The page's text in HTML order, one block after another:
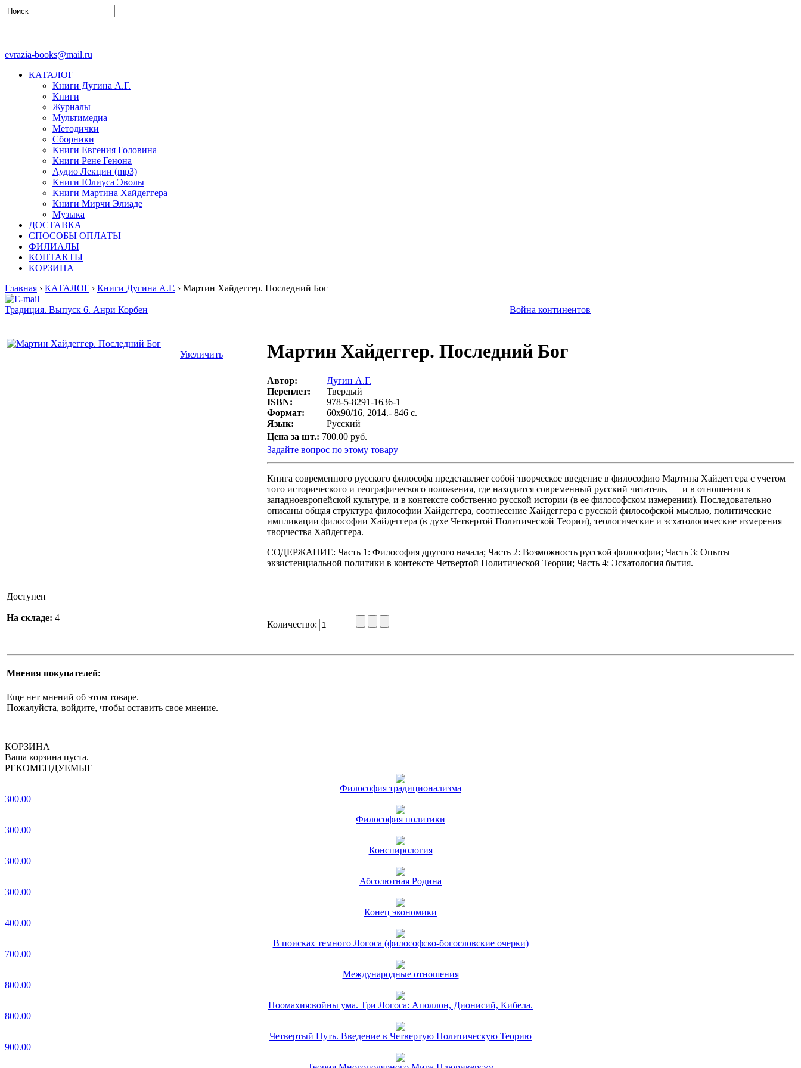
evrazia-books@mail.ru
КАТАЛОГ
Книги Дугина А.Г.
Книги
Журналы
Мультимедиа
Методички
Сборники
Книги Евгения Головина
Книги Рене Генона
Аудио Лекции (mp3)
Книги Юлиуса Эволы
Книги Мартина Хайдеггера
Книги Мирчи Элиаде
Музыка
ДОСТАВКА
СПОСОБЫ ОПЛАТЫ
ФИЛИАЛЫ
КОНТАКТЫ
КОРЗИНА
Главная › КАТАЛОГ › Книги Дугина А.Г. › Мартин Хайдеггер. Последний Бог
Традиция. Выпуск 6. Анри Корбен Война континентов
Увеличить Мартин Хайдеггер. Последний Бог
Автор:
Дугин А.Г.
Переплет:
Твердый
ISBN:
978-5-8291-1636-1
Формат:
60х90/16, 2014.- 846 с.
Язык:
Русский
Цена за шт.: 700.00 руб.
Задайте вопрос по этому товару
Книга современного русского философа представляет собой творческое введение в философию Мартина Хайдеггера с учетом
того исторического и географического положения, где находится современный русский читатель, — и в отношении к
западноевропейской культуре, и в контексте собственно русской истории (в ее философском измерении). Последовательно
описаны общая структура философии Хайдеггера, соотнесение Хайдеггера с русской философской мыслью, политические
импликации философии Хайдеггера (в духе Четвертой Политической Теории), теологические и эсхатологические измерения
творчества Хайдеггера.
СОДЕРЖАНИЕ: Часть 1: Философия другого начала; Часть 2: Возможность русской философии; Часть 3: Опыты
экзистенциальной политики в контексте Четвертой Политической Теории; Часть 4: Эсхатология бытия.
Доступен
На складе: 4
Количество:
Мнения покупателей:
Еще нет мнений об этом товаре.
Пожалуйста, войдите, чтобы оставить свое мнение.
КОРЗИНА
Ваша корзина пуста.
РЕКОМЕНДУЕМЫЕ
Философия традиционализма
300.00
Философия политики
300.00
Конспирология
300.00
Абсолютная Родина
300.00
Конец экономики
400.00
В поисках темного Логоса (философско-богословские очерки)
700.00
Международные отношения
800.00
Ноомахия:войны ума. Три Логоса: Аполлон, Дионисий, Кибела.
800.00
Четвертый Путь. Введение в Четвертую Политическую Теорию
900.00